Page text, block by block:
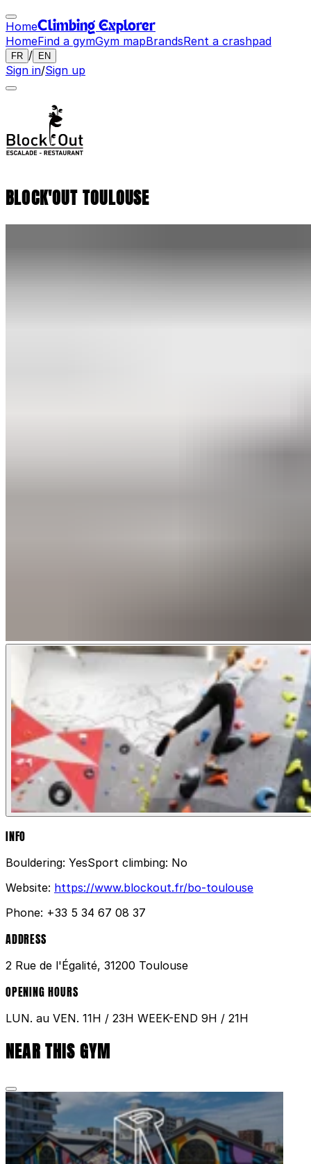
HomeClimbing Explorer
HomeFind a gymGym mapBrandsRent a crashpad
FR / EN
Sign in/Sign up
BLOCK'OUT TOULOUSE
INFO
Bouldering: YesSport climbing: No
Website: https://www.blockout.fr/bo-toulouse
Phone: +33 5 34 67 08 37
ADDRESS
2 Rue de l'Égalité, 31200 Toulouse
OPENING HOURS
LUN. au VEN. 11H / 23H WEEK-END 9H / 21H
NEAR THIS GYM